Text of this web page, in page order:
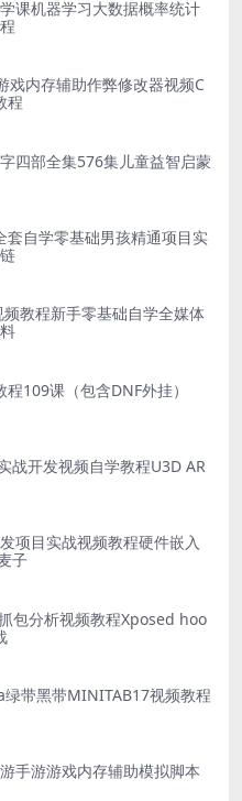
课机器学习大数据概率统计
戏内存辅助作弊修改器视频C
程
四部全集576集儿童益智启蒙
套自学零基础男孩精通项目实
教程新手零基础自学全媒体
109课（包含DNF外挂）
战开发视频自学教程U3D AR
项目实战视频教程硬件嵌入
子
包分析视频教程Xposed hoo
带黑带MINITAB17视频教程
手游游戏内存辅助模拟脚本